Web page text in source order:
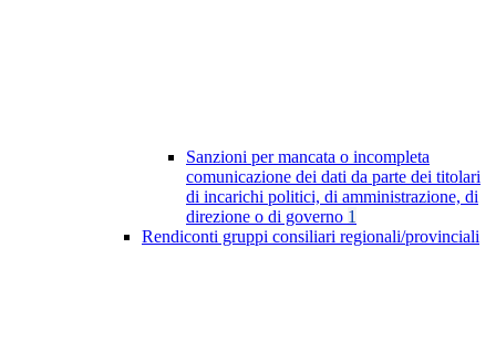
Sanzioni per mancata o incompleta
comunicazione dei dati da parte dei titolari
di incarichi politici, di amministrazione, di
direzione o di governo 1
Rendiconti gruppi consiliari regionali/provinciali